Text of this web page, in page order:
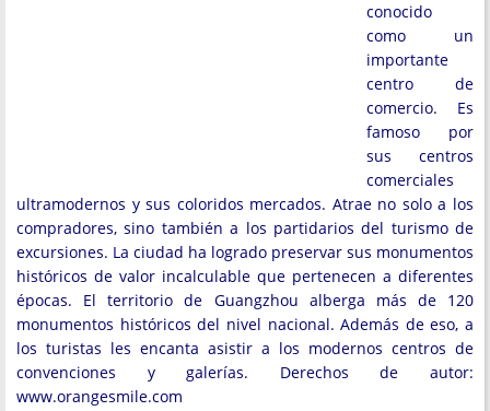
conocido
como un
importante
centro de
comercio. Es
famoso por
sus centros
comerciales
ultramodernos y sus coloridos mercados. Atrae no solo a los
compradores, sino también a los partidarios del turismo de
excursiones. La ciudad ha logrado preservar sus monumentos
históricos de valor incalculable que pertenecen a diferentes
épocas. El territorio de Guangzhou alberga más de 120
monumentos históricos del nivel nacional. Además de eso, a
los turistas les encanta asistir a los modernos centros de
convenciones y galerías. Derechos de autor:
www.orangesmile.com